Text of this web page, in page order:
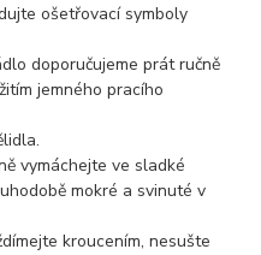
ošetřovací symboly
doporučujeme prát ručně
jemného pracího
vymáchejte ve sladké
mokré a svinuté v
kroucením, nesušte